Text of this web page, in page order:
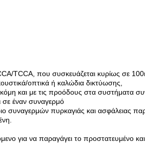
TCCA, που συσκευάζεται κυρίως σε
οπτικά ή καλώδια δικτύωσης,
και με τις προόδους στα συστήματα
σε έναν συναγερμό
συναγερμών πυρκαγιάς και ασφάλειας
για να παραγάγει το προστατευμένο